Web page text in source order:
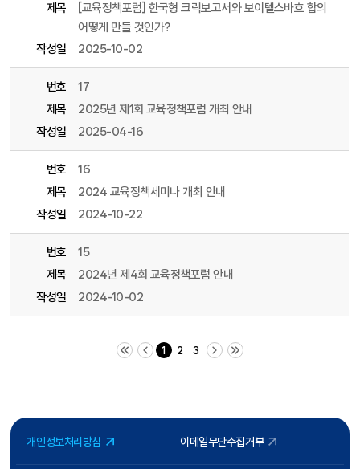
제목
[교육정책포럼] 한국형 크릭보고서와 보이텔스바흐 합의
어떻게 만들 것인가?
작성일
2025-10-02
번호
17
제목
2025년 제1회 교육정책포럼 개최 안내
작성일
2025-04-16
번호
16
제목
2024 교육정책세미나 개최 안내
작성일
2024-10-22
번호
15
제목
2024년 제4회 교육정책포럼 안내
작성일
2024-10-02
처음 페이지 이전 10 페이지
1 2 3
다음 10 페이지 끝 페이지
개인정보처리방침 이메일무단수집거부